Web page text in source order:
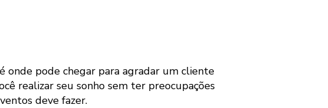
onde pode chegar para agradar um cliente
realizar seu sonho sem ter preocupações
deve fazer.